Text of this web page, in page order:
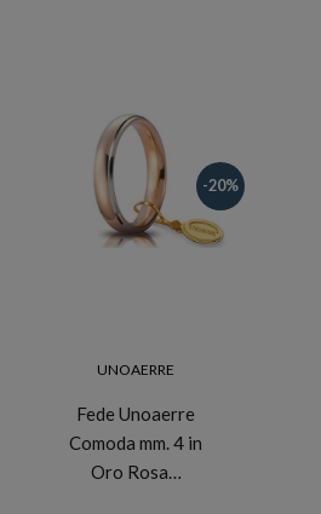
-20%
UNOAERRE
Fede Unoaerre
Comoda mm. 4 in
Oro Rosa…